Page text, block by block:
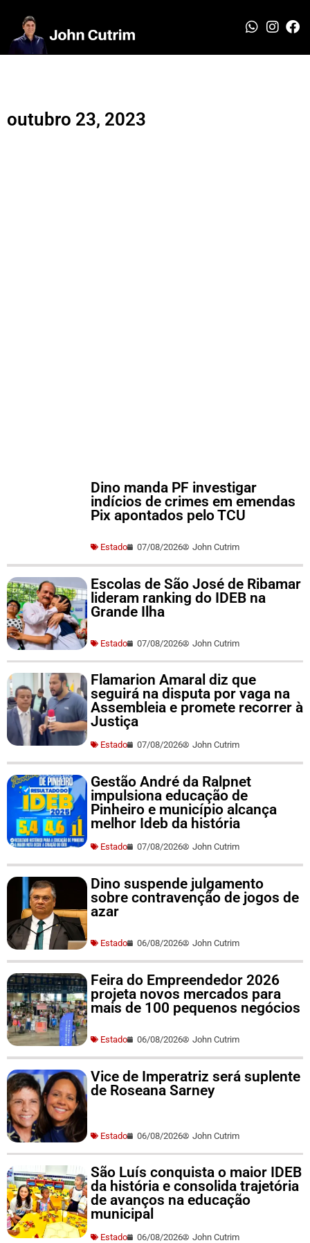
outubro 23, 2023
Dino manda PF investigar
indícios de crimes em emendas
Pix apontados pelo TCU
Estado 07/08/2026 John Cutrim
Escolas de São José de Ribamar
lideram ranking do IDEB na
Grande Ilha
Estado 07/08/2026 John Cutrim
Flamarion Amaral diz que
seguirá na disputa por vaga na
Assembleia e promete recorrer à
Justiça
Estado 07/08/2026 John Cutrim
Gestão André da Ralpnet
impulsiona educação de
Pinheiro e município alcança
melhor Ideb da história
Estado 07/08/2026 John Cutrim
Dino suspende julgamento
sobre contravenção de jogos de
azar
Estado 06/08/2026 John Cutrim
Feira do Empreendedor 2026
projeta novos mercados para
mais de 100 pequenos negócios
Estado 06/08/2026 John Cutrim
Vice de Imperatriz será suplente
de Roseana Sarney
Estado 06/08/2026 John Cutrim
São Luís conquista o maior IDEB
da história e consolida trajetória
de avanços na educação
municipal
Estado 06/08/2026 John Cutrim